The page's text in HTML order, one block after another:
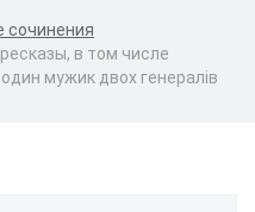
сочинения
в том числе
мужик двох генералів